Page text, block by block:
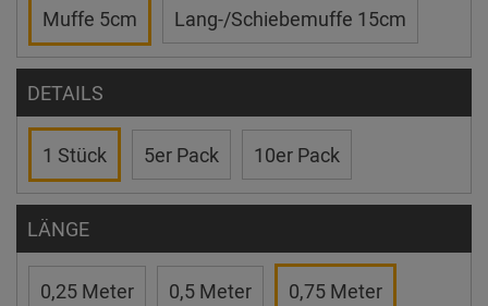
Muffe 5cm Lang-/Schiebemuffe 15cm
DETAILS
1 Stück 5er Pack 10er Pack
LÄNGE
0,25 Meter 0,5 Meter 0,75 Meter